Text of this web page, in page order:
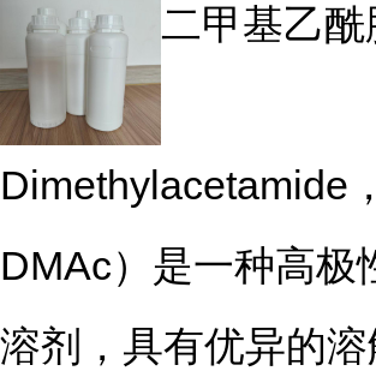
二甲基乙
Dimethylacetamide
DMAc）是一种高极
溶剂，具有优异的溶